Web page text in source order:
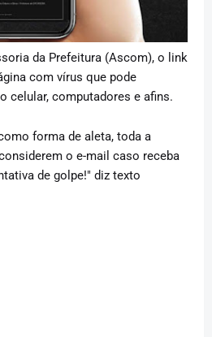
da Prefeitura (Ascom), o link
com vírus que pode
celular, computadores e afins.
forma de aleta, toda a
o e-mail caso receba
de golpe!" diz texto